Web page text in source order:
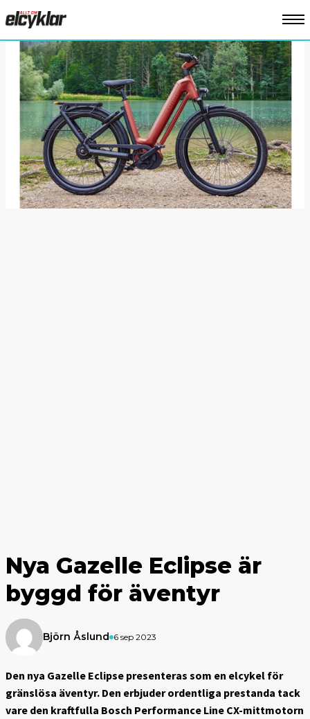
Nya Gazelle Eclipse är
byggd för äventyr
Björn Åslund 6 sep 2023
Den nya Gazelle Eclipse presenteras som en elcykel för
gränslösa äventyr. Den erbjuder ordentliga prestanda tack
vare den kraftfulla Bosch Performance Line CX-mittmotorn